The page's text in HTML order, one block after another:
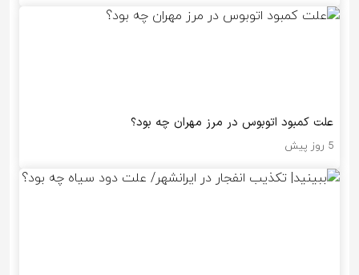
علت کمبود اتوبوس در مرز مهران چه بود؟
5 روز پیش